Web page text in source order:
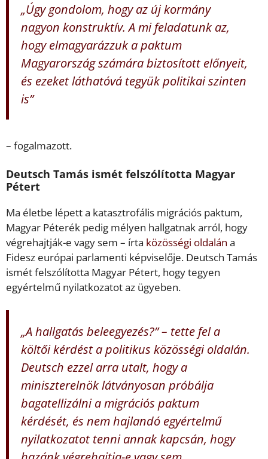
„Úgy gondolom, hogy az új kormány
nagyon konstruktív. A mi feladatunk az,
hogy elmagyarázzuk a paktum
Magyarország számára biztosított előnyeit,
és ezeket láthatóvá tegyük politikai szinten
is”
– fogalmazott.
Deutsch Tamás ismét felszólította Magyar
Pétert
Ma életbe lépett a katasztrofális migrációs paktum,
Magyar Péterék pedig mélyen hallgatnak arról, hogy
végrehajtják-e vagy sem – írta közösségi oldalán a
Fidesz európai parlamenti képviselője. Deutsch Tamás
ismét felszólította Magyar Pétert, hogy tegyen
egyértelmű nyilatkozatot az ügyeben.
„A hallgatás beleegyezés?”– tette fel a
költői kérdést a politikus közösségi oldalán.
Deutsch ezzel arra utalt, hogy a
miniszterelnök látványosan próbálja
bagatellizálni a migrációs paktum
kérdését, és nem hajlandó egyértelmű
nyilatkozatot tenni annak kapcsán, hogy